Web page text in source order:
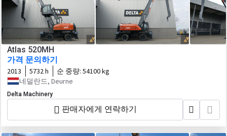
Atlas 520MH
가격 문의하기
2013 5732 h 순 중량: 54100 kg
네덜란드, Deurne
Delta Machinery
판매자에게 연락하기